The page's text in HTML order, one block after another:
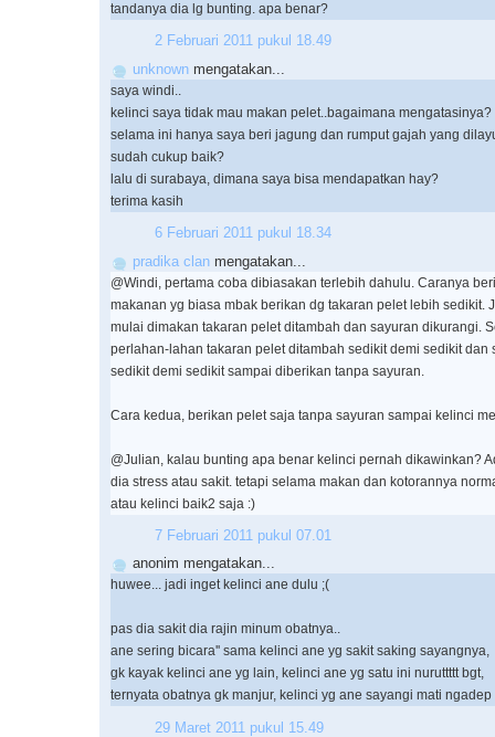
tandanya dia lg bunting. apa benar?
2 Februari 2011 pukul 18.49
unknown mengatakan...
saya windi..
kelinci saya tidak mau makan pelet..bagaimana mengatasinya?
selama ini hanya saya beri jagung dan rumput gajah yang
sudah cukup baik?
lalu di surabaya, dimana saya bisa mendapatkan hay?
terima kasih
6 Februari 2011 pukul 18.34
pradika clan mengatakan...
@Windi, pertama coba dibiasakan terlebih dahulu. Caranya
makanan yg biasa mbak berikan dg takaran pelet lebih sedikit.
mulai dimakan takaran pelet ditambah dan sayuran dikurangi.
perlahan-lahan takaran pelet ditambah sedikit demi sedikit dan
sedikit demi sedikit sampai diberikan tanpa sayuran.
Cara kedua, berikan pelet saja tanpa sayuran sampai kelinci
@Julian, kalau bunting apa benar kelinci pernah dikawinkan?
dia stress atau sakit. tetapi selama makan dan kotorannya
atau kelinci baik2 saja :)
7 Februari 2011 pukul 07.01
anonim mengatakan...
huwee... jadi inget kelinci ane dulu ;(
pas dia sakit dia rajin minum obatnya..
ane sering bicara'' sama kelinci ane yg sakit saking sayangnya,
gk kayak kelinci ane yg lain, kelinci ane yg satu ini nuruttttt bgt,
ternyata obatnya gk manjur, kelinci yg ane sayangi mati ngadep
29 Maret 2011 pukul 15.49